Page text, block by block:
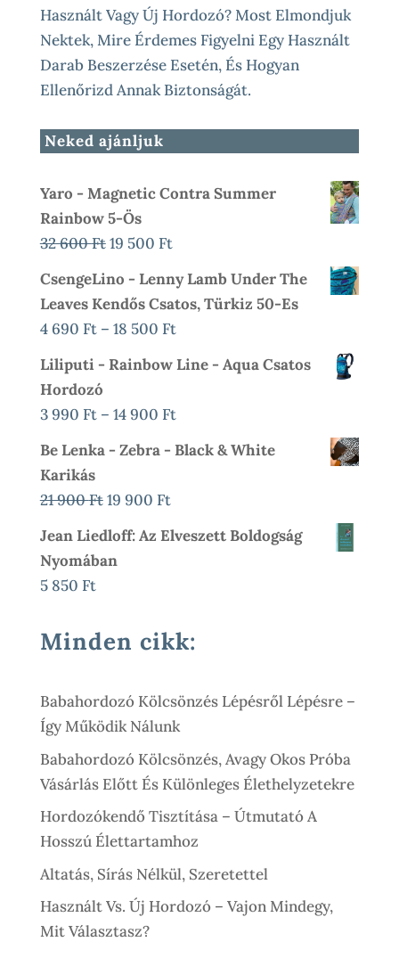
Használt Vagy Új Hordozó? Most Elmondjuk
Nektek, Mire Érdemes Figyelni Egy Használt
Darab Beszerzése Esetén, És Hogyan
Ellenőrizd Annak Biztonságát.
Neked ajánljuk
Yaro - Magnetic Contra Summer
Rainbow 5-Ös
32 600FtOriginal
Was:
19 500 FtCurrent
Is:
CsengeLino - Lenny Lamb Under The
Leaves Kendős Csatos, Türkiz 50-Es
4 690 Ft – 18 500 FtÁrtartomány:
500 Ft
Liliputi - Rainbow Line - Aqua Csatos
Hordozó
3 990 Ft – 14 900 FtÁrtartomány:
900 Ft
Be Lenka - Zebra - Black & White
Karikás
21 900FtOriginal
19 900 FtCurrent
Jean Liedloff: Az Elveszett Boldogság
Nyomában
5 850 Ft
Minden cikk:
Babahordozó Kölcsönzés Lépésről Lépésre –
Így Működik Nálunk
Babahordozó Kölcsönzés, Avagy Okos Próba
Vásárlás Előtt És Különleges Élethelyzetekre
Hordozókendő Tisztítása – Útmutató A
Hosszú Élettartamhoz
Altatás, Sírás Nélkül, Szeretettel
Használt Vs. Új Hordozó – Vajon Mindegy,
Mit Választasz?